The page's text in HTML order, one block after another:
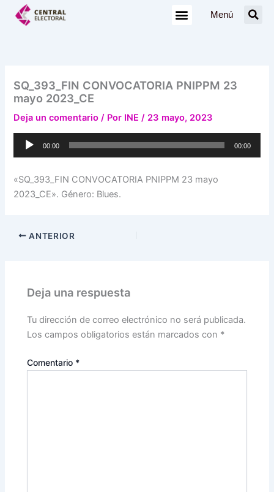
Menú
SQ_393_FIN CONVOCATORIA PNIPPM 23
mayo 2023_CE
Deja un comentario / Por INE/ 23 mayo, 2023
Reproductor
00:00 00:00
«SQ_393_FIN CONVOCATORIA PNIPPM 23 mayo
2023_CE». Género: Blues.
ANTERIOR
Deja una respuesta
Tu dirección de correo electrónico no será publicada.
Los campos obligatorios están marcados con *
Comentario *